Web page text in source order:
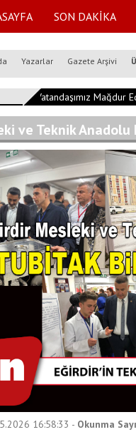
SON DAKİKA
Yazarlar Gazete Arşivi
"Vatandaşımız Mağdur
ve Teknik Anadolu
16:58:33 - Okunma